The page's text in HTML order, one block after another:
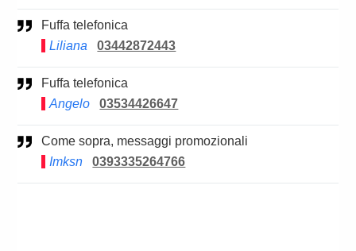
Fuffa telefonica
Liliana
03442872443
Fuffa telefonica
Angelo
03534426647
Come sopra, messaggi promozionali
Imksn
0393335264766